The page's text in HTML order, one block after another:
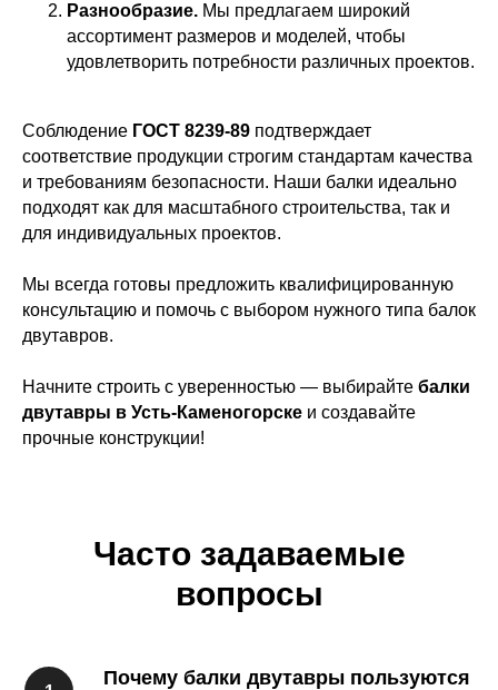
Разнообразие. Мы предлагаем широкий
ассортимент размеров и моделей, чтобы
удовлетворить потребности различных проектов.
Соблюдение ГОСТ 8239-89 подтверждает
соответствие продукции строгим стандартам качества
и требованиям безопасности. Наши балки идеально
подходят как для масштабного строительства, так и
для индивидуальных проектов.
Мы всегда готовы предложить квалифицированную
консультацию и помочь с выбором нужного типа балок
двутавров.
Начните строить с уверенностью — выбирайте балки
двутавры в Усть-Каменогорске и создавайте
прочные конструкции!
Часто задаваемые
вопросы
Почему балки двутавры пользуются